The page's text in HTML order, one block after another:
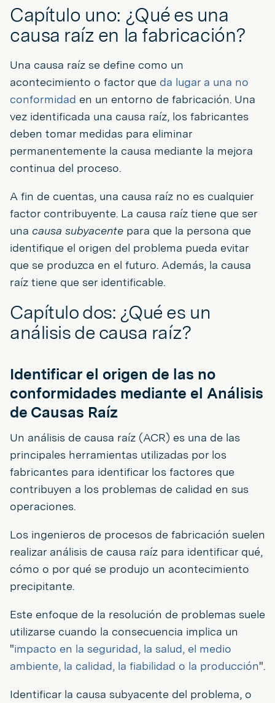
Capítulo uno: ¿Qué es una
causa raíz en la fabricación?
Una causa raíz se define como un
acontecimiento o factor que da lugar a una no
conformidad en un entorno de fabricación. Una
vez identificada una causa raíz, los fabricantes
deben tomar medidas para eliminar
permanentemente la causa mediante la mejora
continua del proceso.
A fin de cuentas, una causa raíz no es cualquier
factor contribuyente. La causa raíz tiene que ser
una causa subyacente para que la persona que
identifique el origen del problema pueda evitar
que se produzca en el futuro. Además, la causa
raíz tiene que ser identificable.
Capítulo dos: ¿Qué es un
análisis de causa raíz?
Identificar el origen de las no
conformidades mediante el Análisis
de Causas Raíz
Un análisis de causa raíz (ACR) es una de las
principales herramientas utilizadas por los
fabricantes para identificar los factores que
contribuyen a los problemas de calidad en sus
operaciones.
Los ingenieros de procesos de fabricación suelen
realizar análisis de causa raíz para identificar qué,
cómo o por qué se produjo un acontecimiento
precipitante.
Este enfoque de la resolución de problemas suele
utilizarse cuando la consecuencia implica un
"impacto en la seguridad, la salud, el medio
ambiente, la calidad, la fiabilidad o la producción".
Identificar la causa subyacente del problema, o